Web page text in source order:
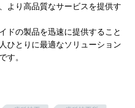
より高品質なサービスを提供す
ドの製品を迅速に提供すること
ひとりに最適なソリューション
す。